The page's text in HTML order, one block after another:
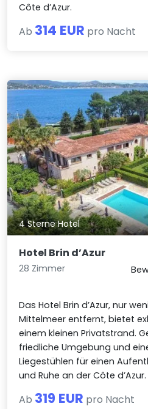
Côte d’Azur.
Ab 314 EUR pro Nacht
4 Sterne Hotel
Hotel Brin d’Azur
28 Zimmer
Das Hotel Brin d’Azur, nur
Mittelmeer entfernt, bietet
einem kleinen Privatstrand.
friedliche Umgebung und
Liegestühlen für einen
und Ruhe an der Côte d’Azur.
Ab 319 EUR pro Nacht